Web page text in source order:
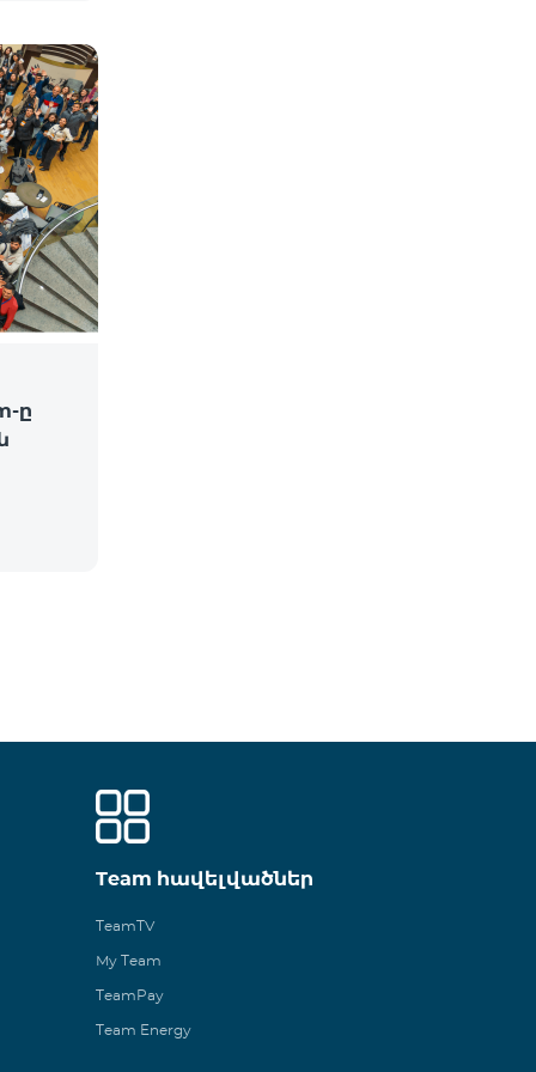
ը
Team հավելվածներ
TeamTV
My Team
TeamPay
Team Energy